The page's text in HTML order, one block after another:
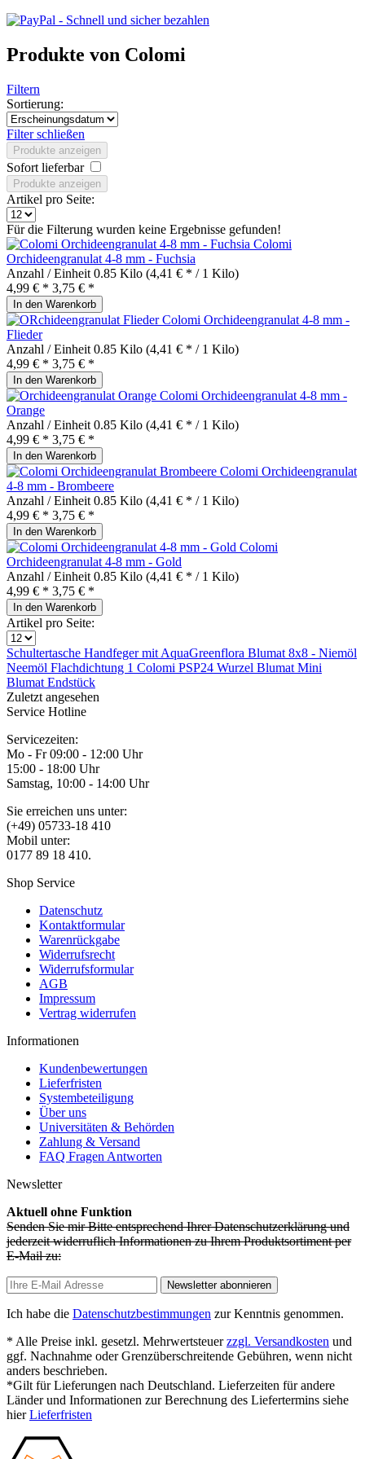
Produkte von Colomi
Filtern
Sortierung:
Filter schließen
Produkte anzeigen
Sofort lieferbar
Produkte anzeigen
Artikel pro Seite:
Für die Filterung wurden keine Ergebnisse gefunden!
Colomi
Orchideengranulat 4-8 mm - Fuchsia
Anzahl / Einheit 0.85 Kilo (4,41 € * / 1 Kilo)
4,99 € * 3,75 € *
In den Warenkorb
Colomi Orchideengranulat 4-8 mm -
Flieder
Anzahl / Einheit 0.85 Kilo (4,41 € * / 1 Kilo)
4,99 € * 3,75 € *
In den Warenkorb
Colomi Orchideengranulat 4-8 mm -
Orange
Anzahl / Einheit 0.85 Kilo (4,41 € * / 1 Kilo)
4,99 € * 3,75 € *
In den Warenkorb
Colomi Orchideengranulat
4-8 mm - Brombeere
Anzahl / Einheit 0.85 Kilo (4,41 € * / 1 Kilo)
4,99 € * 3,75 € *
In den Warenkorb
Colomi
Orchideengranulat 4-8 mm - Gold
Anzahl / Einheit 0.85 Kilo (4,41 € * / 1 Kilo)
4,99 € * 3,75 € *
In den Warenkorb
Artikel pro Seite:
Schultertasche Handfeger mit AquaGreenflora Blumat 8x8 - Niemöl
Neemöl Flachdichtung 1 Colomi PSP24 Wurzel Blumat Mini
Blumat Endstück
Zuletzt angesehen
Service Hotline
Servicezeiten:
Mo - Fr 09:00 - 12:00 Uhr
15:00 - 18:00 Uhr
Samstag, 10:00 - 14:00 Uhr
Sie erreichen uns unter:
(+49) 05733-18 410
Mobil unter:
0177 89 18 410.
Shop Service
Datenschutz
Kontaktformular
Warenrückgabe
Widerrufsrecht
Widerrufsformular
AGB
Impressum
Vertrag widerrufen
Informationen
Kundenbewertungen
Lieferfristen
Systembeteiligung
Über uns
Universitäten & Behörden
Zahlung & Versand
FAQ Fragen Antworten
Newsletter
Aktuell ohne Funktion
Senden Sie mir Bitte entsprechend Ihrer Datenschutzerklärung und
jederzeit widerruflich Informationen zu Ihrem Produktsortiment per
E-Mail zu:
Newsletter abonnieren
Ich habe die Datenschutzbestimmungen zur Kenntnis genommen.
* Alle Preise inkl. gesetzl. Mehrwertsteuerzzgl. Versandkosten und
ggf. Nachnahme oder Grenzüberschreitende Gebühren, wenn nicht
anders beschrieben.
*Gilt für Lieferungen nach Deutschland. Lieferzeiten für andere
Länder und Informationen zur Berechnung des Liefertermins siehe
hierLieferfristen